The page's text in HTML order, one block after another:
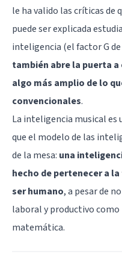
le ha valido las críticas de
puede ser explicada
inteligencia (elfactor G
también abre la puerta
algo más amplio de lo
convencionales.
La inteligencia musical es
que el modelo de las
de la mesa: una
hecho de pertenecer a
ser humano, a pesar de
laboral y productivo
matemática.